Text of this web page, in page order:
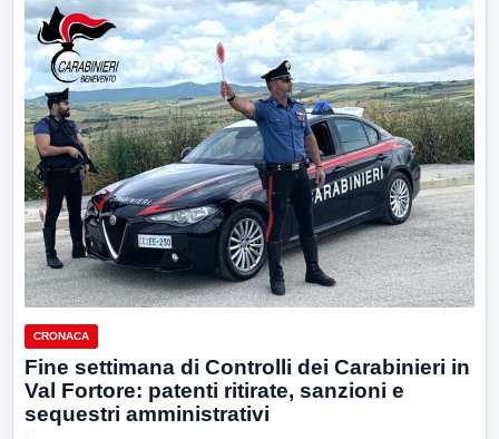
CRONACA
Fine settimana di Controlli dei Carabinieri in
Val Fortore: patenti ritirate, sanzioni e
sequestri amministrativi